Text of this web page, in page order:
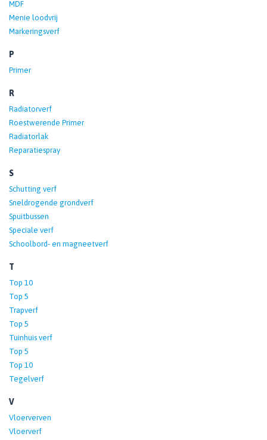
MDF
Menie loodvrij
Markeringsverf
P
Primer
R
Radiatorverf
Roestwerende Primer
Radiatorlak
Reparatiespray
S
Schutting verf
Sneldrogende grondverf
Spuitbussen
Speciale verf
Schoolbord- en magneetverf
T
Top 10
Top 5
Trapverf
Top 5
Tuinhuis verf
Top 5
Top 10
Tegelverf
V
Vloerverven
Vloerverf